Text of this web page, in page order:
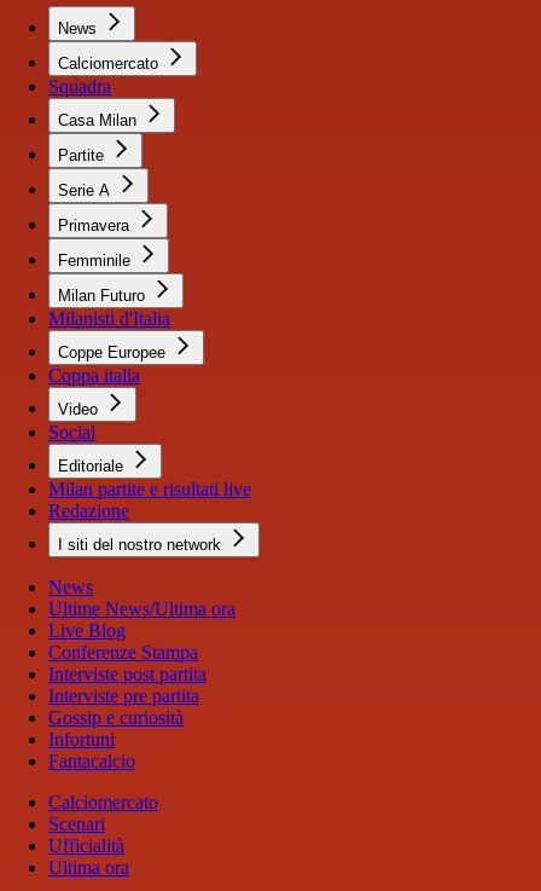
News
Calciomercato
Squadra
Casa Milan
Partite
Serie A
Primavera
Femminile
Milan Futuro
Milanisti d'Italia
Coppe Europee
Coppa italia
Video
Social
Editoriale
Milan partite e risultati live
Redazione
I siti del nostro network
News
Ultime News/Ultima ora
Live Blog
Conferenze Stampa
Interviste post partita
Interviste pre partita
Gossip e curiosità
Infortuni
Fantacalcio
Calciomercato
Scenari
Ufficialità
Ultima ora